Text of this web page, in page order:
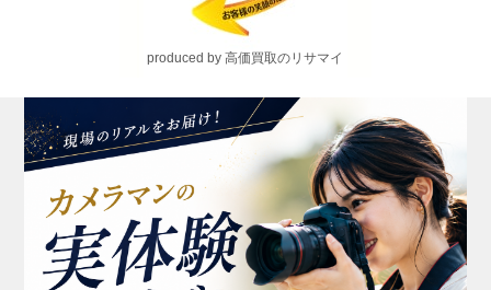
produced by 高価買取のリサマイ